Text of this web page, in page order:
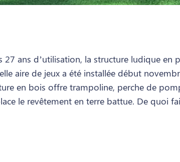
27 ans d’utilisation, la structure ludique en
aire de jeux a été installée début
en bois offre trampoline, perche de
le revêtement en terre battue. De quoi